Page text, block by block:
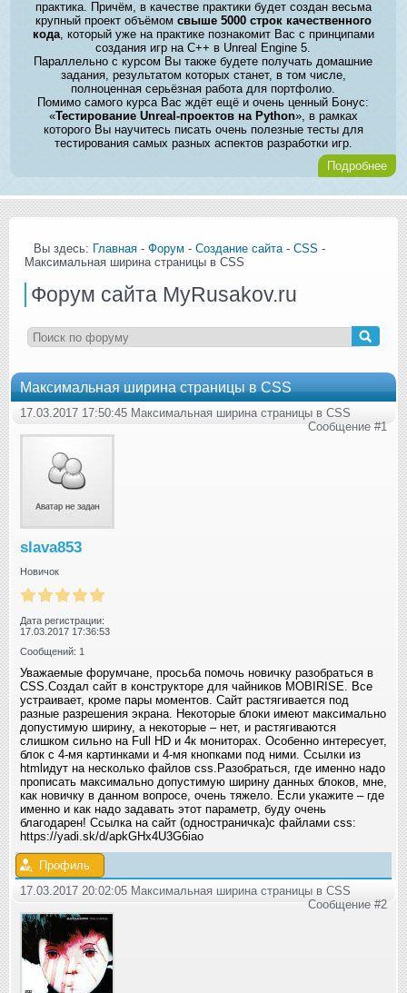
практика. Причём, в качестве практики будет создан весьма
крупный проект объёмом свыше 5000 строк качественного
кода, который уже на практике познакомит Вас с принципами
создания игр на C++ в Unreal Engine 5.
Параллельно с курсом Вы также будете получать домашние
задания, результатом которых станет, в том числе,
полноценная серьёзная работа для портфолио.
Помимо самого курса Вас ждёт ещё и очень ценный Бонус:
«Тестирование Unreal-проектов на Python», в рамках
которого Вы научитесь писать очень полезные тесты для
тестирования самых разных аспектов разработки игр.
Подробнее
Вы здесь: Главная - Форум - Создание сайта - CSS -
Максимальная ширина страницы в CSS
Форум сайта MyRusakov.ru
Максимальная ширина страницы в CSS
17.03.2017 17:50:45 Максимальная ширина страницы в CSS
Сообщение #1
slava853
Новичок
Дата регистрации:
17.03.2017 17:36:53
Сообщений: 1
Уважаемые форумчане, просьба помочь новичку разобраться в
CSS.Создал сайт в конструкторе для чайников MOBIRISE. Все
устраивает, кроме пары моментов. Сайт растягивается под
разные разрешения экрана. Некоторые блоки имеют максимально
допустимую ширину, а некоторые – нет, и растягиваются
слишком сильно на Full HD и 4к мониторах. Особенно интересует,
блок с 4-мя картинками и 4-мя кнопками под ними. Ссылки из
htmlидут на несколько файлов css.Разобраться, где именно надо
прописать максимально допустимую ширину данных блоков, мне,
как новичку в данном вопросе, очень тяжело. Если укажите – где
именно и как надо задавать этот параметр, буду очень
благодарен! Ссылка на сайт (одностраничка)с файлами css:
https://yadi.sk/d/apkGHx4U3G6iao
Профиль
17.03.2017 20:02:05 Максимальная ширина страницы в CSS
Сообщение #2